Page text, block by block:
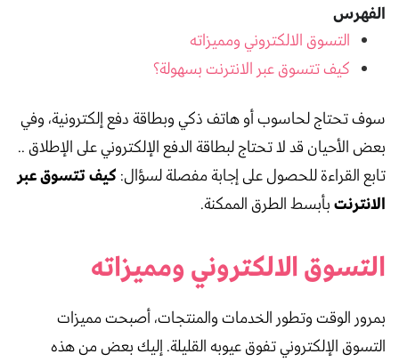
الفهرس
التسوق الالكتروني ومميزاته
كيف تتسوق عبر الانترنت بسهولة؟
سوف تحتاج لحاسوب أو هاتف ذكي وبطاقة دفع إلكترونية، وفي
بعض الأحيان قد لا تحتاج لبطاقة الدفع الإلكتروني على الإطلاق ..
تابع القراءة للحصول على إجابة مفصلة لسؤال: كيف تتسوق عبر
الانترنتبأبسط الطرق الممكنة.
التسوق الالكتروني ومميزاته
بمرور الوقت وتطور الخدمات والمنتجات، أصبحت مميزات
التسوق الإلكتروني تفوق عيوبه القليلة. إليك بعض من هذه